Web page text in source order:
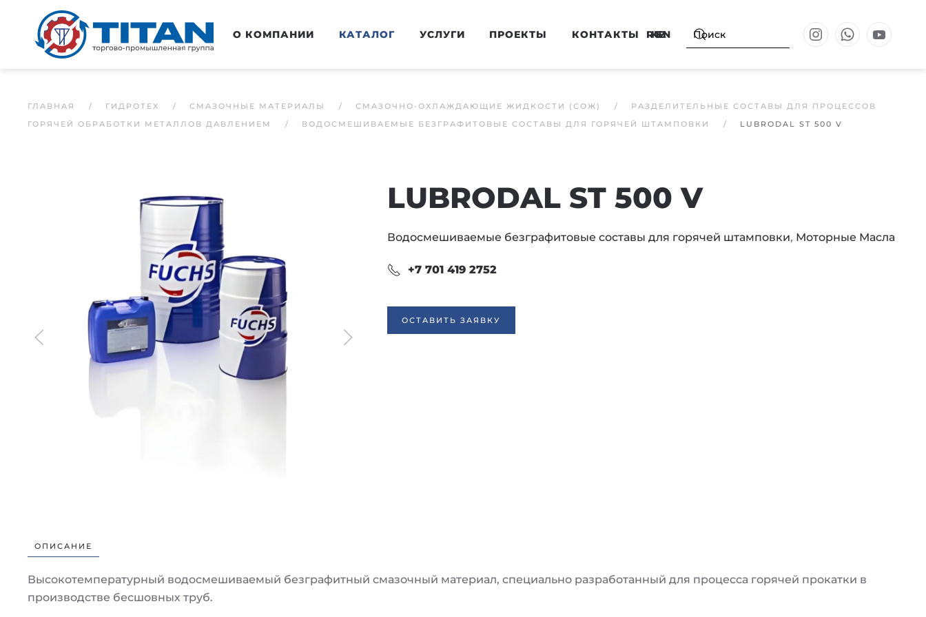
Перейти к основному содержанию О КОМПАНИИ КАТАЛОГ УСЛУГИ ПРОЕКТЫ КОНТАКТЫ RU
KZ
EN
ГЛАВНАЯ ГИДРОТЕХ СМАЗОЧНЫЕ МАТЕРИАЛЫ СМАЗОЧНО-ОХЛАЖДАЮЩИЕ ЖИДКОСТИ (СОЖ)
РАЗДЕЛИТЕЛЬНЫЕ СОСТАВЫ ДЛЯ ПРОЦЕССОВ
ГОРЯЧЕЙ ОБРАБОТКИ МЕТАЛЛОВ ДАВЛЕНИЕМ
ВОДОСМЕШИВАЕМЫЕ БЕЗГРАФИТОВЫЕ СОСТАВЫ ДЛЯ ГОРЯЧЕЙ ШТАМПОВКИ LUBRODAL ST 500 V
LUBRODAL ST 500 V
Водосмешиваемые безграфитовые составы для горячей штамповки, Моторные Масла
+7 701 419 2752
ОСТАВИТЬ ЗАЯВКУ
ОПИСАНИЕ
Высокотемпературный водосмешиваемый безграфитный смазочный материал, специально разработанный для процесса горячей прокатки в
производстве бесшовных труб.